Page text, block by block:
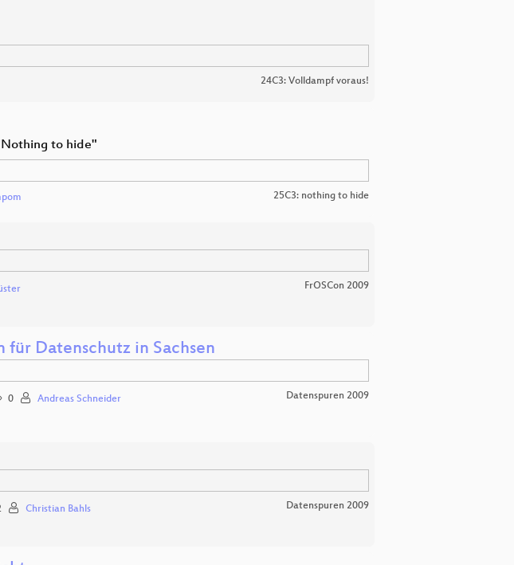
24C3: Volldampf voraus!
to hide"
25C3: nothing to hide
FrOSCon 2009
Datenschutz in Sachsen
0 Andreas Schneider Datenspuren 2009
Christian Bahls Datenspuren 2009